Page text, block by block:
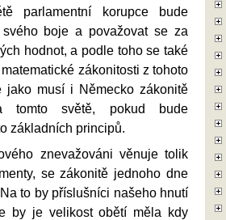
parlamentní korupce bude
boje a považovat se za
hodnot, a podle toho se také
zákonitosti z tohoto
jako musí i Německo zákonitě
tomto světě, pokud bude
základních principů.
znevažováni věnuje tolik
se zákonitě jednoho dne
to by příslušníci našeho hnutí
by je velikost obětí měla kdy